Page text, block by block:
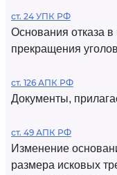
ст. 24 УПК РФ
Основания отказа в
прекращения
ст. 126 АПК РФ
Документы,
ст. 49 АПК РФ
Изменение
размера исковых